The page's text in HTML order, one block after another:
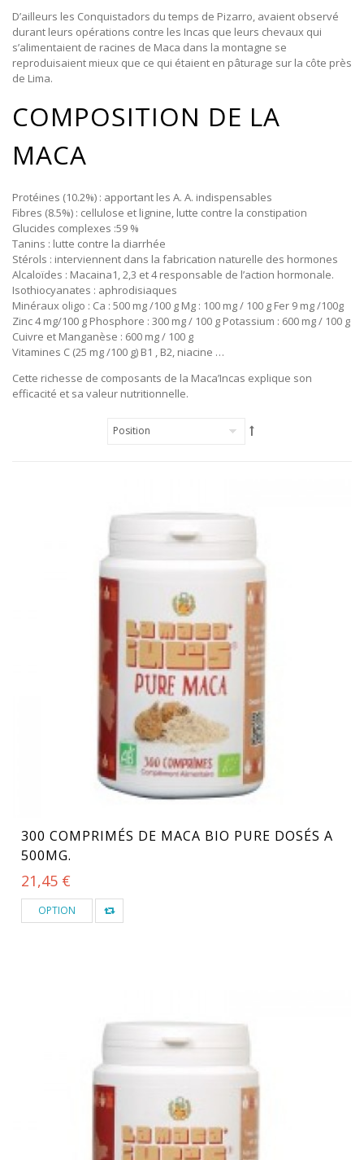
D’ailleurs les Conquistadors du temps de Pizarro, avaient observé
durant leurs opérations contre les Incas que leurs chevaux qui
s’alimentaient de racines de Maca dans la montagne se
reproduisaient mieux que ce qui étaient en pâturage sur la côte près
de Lima.
COMPOSITION DE LA
MACA
Protéines (10.2%) : apportant les A. A. indispensables
Fibres (8.5%) : cellulose et lignine, lutte contre la constipation
Glucides complexes :59 %
Tanins : lutte contre la diarrhée
Stérols : interviennent dans la fabrication naturelle des hormones
Alcaloïdes : Macaina1, 2,3 et 4 responsable de l’action hormonale.
Isothiocyanates : aphrodisiaques
Minéraux oligo : Ca : 500 mg /100 g Mg : 100 mg / 100 g Fer 9 mg /100g
Zinc 4 mg/100 g Phosphore : 300 mg / 100 g Potassium : 600 mg / 100 g
Cuivre et Manganèse : 600 mg / 100 g
Vitamines C (25 mg /100 g) B1 , B2, niacine …
Cette richesse de composants de la Maca’Incas explique son
efficacité et sa valeur nutritionnelle.
300 COMPRIMÉS DE MACA BIO PURE DOSÉS A
500MG.
21,45 €
OPTION